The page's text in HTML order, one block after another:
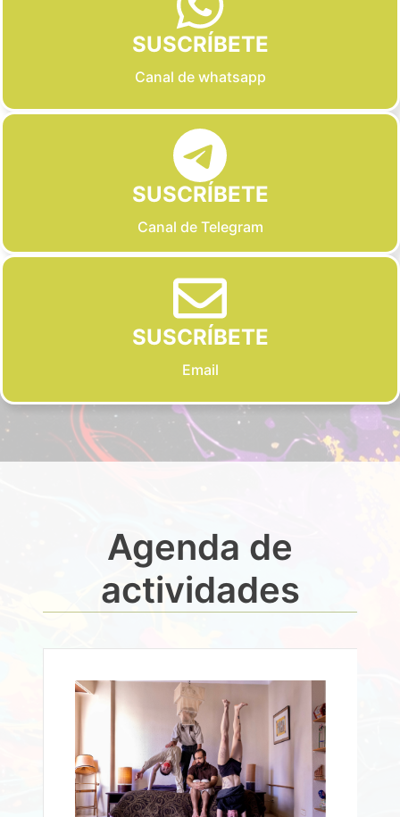
SUSCRÍBETE
Canal de whatsapp
SUSCRÍBETE
Canal de Telegram
SUSCRÍBETE
Email
Agenda de
actividades